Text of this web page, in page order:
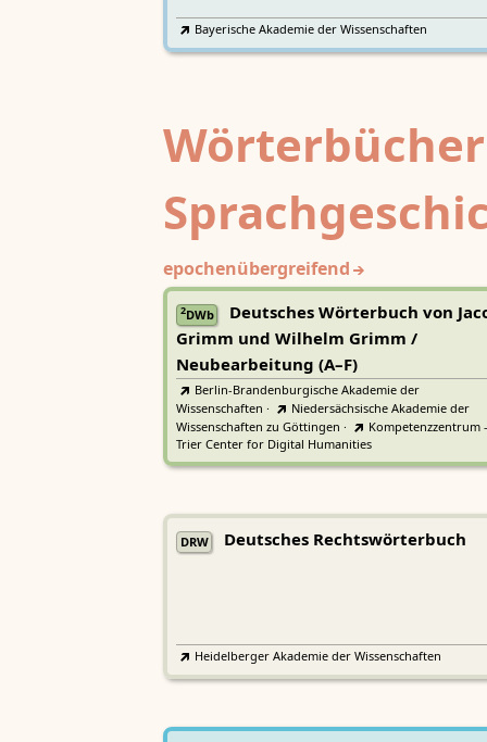
Bayerische Akademie der Wissenschaften
epochenübergreifend
2DWb
Deutsches Wörterbuch von
Grimm und Wilhelm Grimm /
Neubearbeitung (A–F)
Berlin-Brandenburgische Akademie der
Wissenschaften ·
Niedersächsische Akademie der
Wissenschaften zu Göttingen ·
Kompetenzzentrum -
Trier Center for Digital Humanities
DRW Deutsches Rechtswörterbuch
Heidelberger Akademie der Wissenschaften